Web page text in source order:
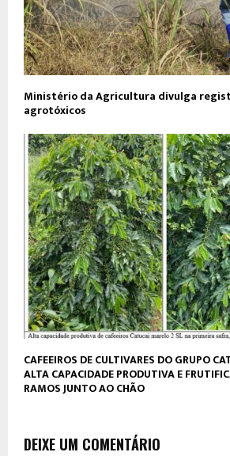
Ministério da Agricultura divulga
agrotóxicos
CAFEEIROS DE CULTIVARES DO GRUPO
ALTA CAPACIDADE PRODUTIVA E
RAMOS JUNTO AO CHÃO
DEIXE UM COMENTÁRIO